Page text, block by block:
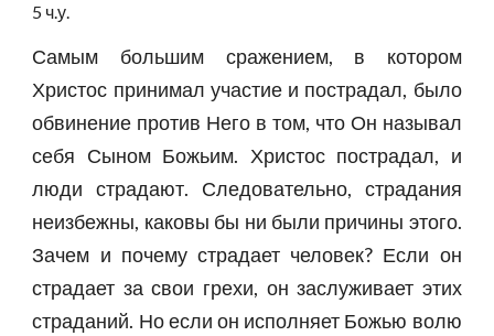
5 ч.у.
Самым большим сражением, в котором
Христос принимал участие и пострадал, было
обвинение против Него в том, что Он называл
себя Сыном Божьим. Христос пострадал, и
люди страдают. Следовательно, страдания
неизбежны, каковы бы ни были причины этого.
Зачем и почему страдает человек? Если он
страдает за свои грехи, он заслуживает этих
страданий. Но если он исполняет Божью волю